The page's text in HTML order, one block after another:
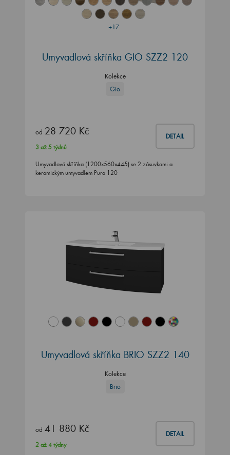
+17
Umyvadlová skříňka GIO SZZ2 120
Kolekce
Gio
od 28 720 Kč DETAIL
3 až 5 týdnů
Umyvadlová skříňka (1200x560x445) se 2 zásuvkami a
keramickým umyvadlem Pura 120
Umyvadlová skříňka BRIO SZZ2 140
Kolekce
Brio
od 41 880 Kč DETAIL
2 až 4 týdny